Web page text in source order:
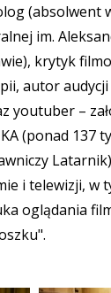
(absolwent
im.
krytyk
autor audycji
youtuber –
(ponad 137
i telewizji, w
oglądania